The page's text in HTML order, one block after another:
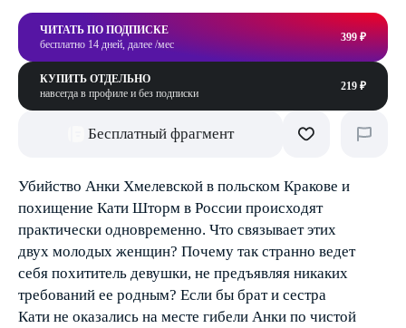
ЧИТАТЬ ПО ПОДПИСКЕ
бесплатно 14 дней, далее /мес
399 ₽
КУПИТЬ ОТДЕЛЬНО
навсегда в профиле и без подписки
219 ₽
Бесплатный фрагмент
Убийство Анки Хмелевской в польском Кракове и
похищение Кати Шторм в России происходят
практически одновременно. Что связывает этих
двух молодых женщин? Почему так странно ведет
себя похититель девушки, не предъявляя никаких
требований ее родным? Если бы брат и сестра
Кати не оказались на месте гибели Анки по чистой